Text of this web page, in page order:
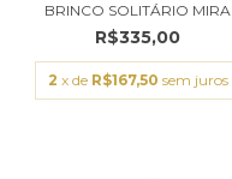
BRINCO SOLITÁRIO MIRA
R$335,00
2 x de R$167,50 sem juros